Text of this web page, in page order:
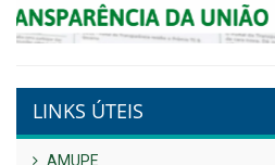
Publicado em: 14 de